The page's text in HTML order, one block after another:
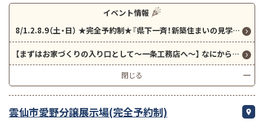
イベント情報
8/1.2.8.9（土・日） ★完全予約制★『県下一斉！新築住まいの見学会』in愛野 クイズに答えて5000円分QUOカードプレゼント！
【まずはお家づくりの入り口として～一条工務店へ～】 なにから始めたら良いのか分かりづらいのが家づくり。。。
閉じる
雲仙市愛野分譲展示場(完全予約制)